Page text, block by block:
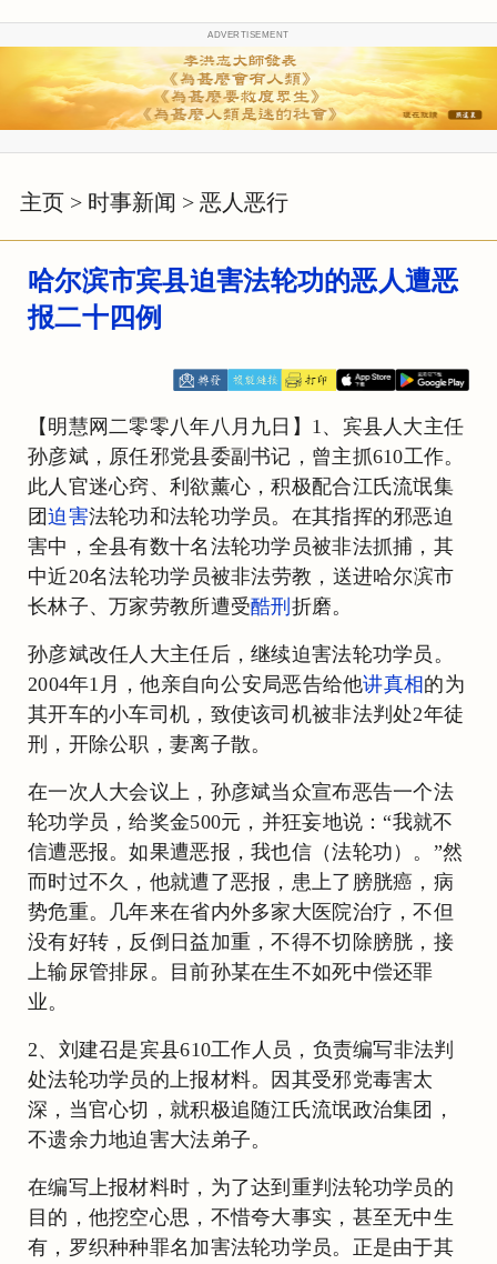
ADVERTISEMENT
主页 > 时事新闻 > 恶人恶行
哈尔滨市宾县迫害法轮功的恶人遭恶
报二十四例
【明慧网二零零八年八月九日】1、宾县人大主任
孙彦斌，原任邪党县委副书记，曾主抓610工作。
此人官迷心窍、利欲薰心，积极配合江氏流氓集
团迫害法轮功和法轮功学员。在其指挥的邪恶迫
害中，全县有数十名法轮功学员被非法抓捕，其
中近20名法轮功学员被非法劳教，送进哈尔滨市
长林子、万家劳教所遭受酷刑 折磨。
孙彦斌改任人大主任后，继续迫害法轮功学员。
2004年1月，他亲自向公安局恶告给他讲真相的为
其开车的小车司机，致使该司机被非法判处2年徒
刑，开除公职，妻离子散。
在一次人大会议上，孙彦斌当众宣布恶告一个法
轮功学员，给奖金500元，并狂妄地说：“我就不
信遭恶报。如果遭恶报，我也信（法轮功）。”然
而时过不久，他就遭了恶报，患上了膀胱癌，病
势危重。几年来在省内外多家大医院治疗，不但
没有好转，反倒日益加重，不得不切除膀胱，接
上输尿管排尿。目前孙某在生不如死中偿还罪
业。
2、刘建召是宾县610工作人员，负责编写非法判
处法轮功学员的上报材料。因其受邪党毒害太
深，当官心切，就积极追随江氏流氓政治集团，
不遗余力地迫害大法弟子。
在编写上报材料时，为了达到重判法轮功学员的
目的，他挖空心思，不惜夸大事实，甚至无中生
有，罗织种种罪名加害法轮功学员。正是由于其